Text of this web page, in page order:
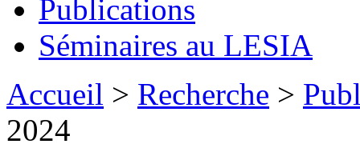
Publications
Séminaires au LESIA
Accueil > Recherche >
2024